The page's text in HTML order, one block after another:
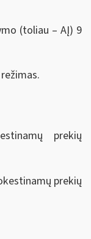
(toliau – AĮ) 9
prekių
prekių